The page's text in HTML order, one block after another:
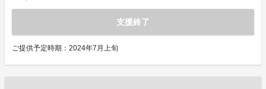
支援終了
ご提供予定時期：2024年7月上旬